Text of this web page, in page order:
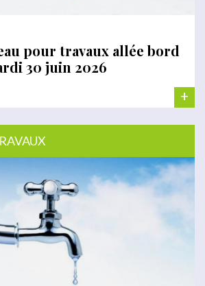
pour travaux allée bord
30 juin 2026
+